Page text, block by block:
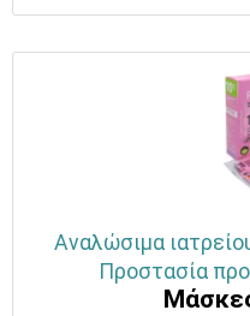
Αναλώσιμα
Προστασία